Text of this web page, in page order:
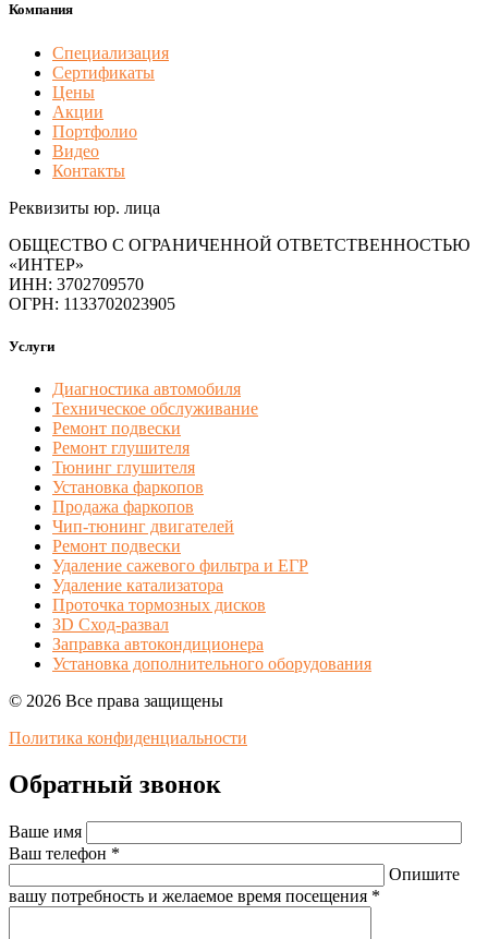
Компания
Специализация
Сертификаты
Цены
Акции
Портфолио
Видео
Контакты
Реквизиты юр. лица
ОБЩЕСТВО С ОГРАНИЧЕННОЙ ОТВЕТСТВЕННОСТЬЮ
«ИНТЕР»
ИНН: 3702709570
ОГРН: 1133702023905
Услуги
Диагностика автомобиля
Техническое обслуживание
Ремонт подвески
Ремонт глушителя
Тюнинг глушителя
Установка фаркопов
Продажа фаркопов
Чип-тюнинг двигателей
Ремонт подвески
Удаление сажевого фильтра и ЕГР
Удаление катализатора
Проточка тормозных дисков
3D Сход-развал
Заправка автокондиционера
Установка дополнительного оборудования
© 2026 Все права защищены
Политика конфиденциальности
Обратный звонок
Ваше имя
Ваш телефон *
Опишите
вашу потребность и желаемое время посещения *